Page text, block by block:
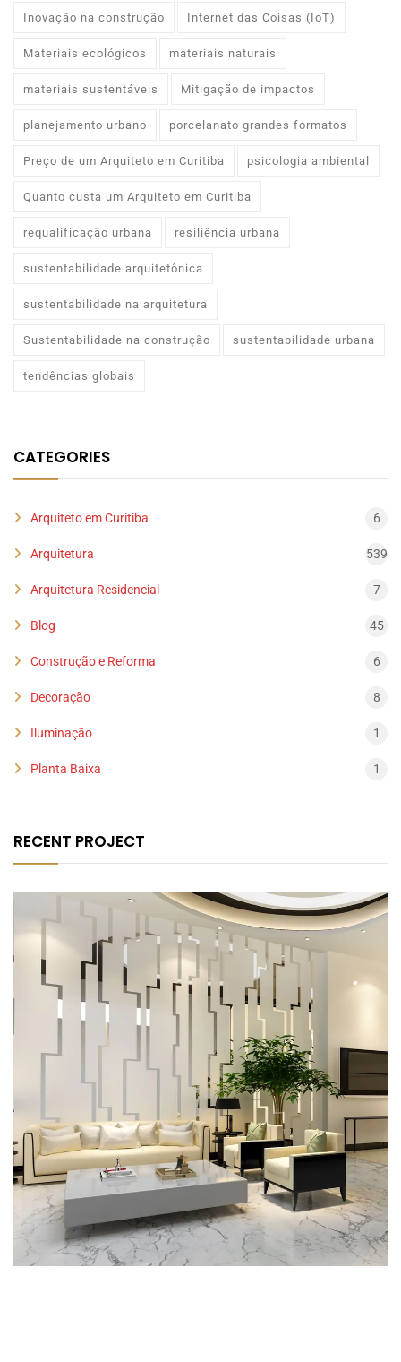
Inovação na construção Internet das Coisas (IoT)
Materiais ecológicos materiais naturais
materiais sustentáveis Mitigação de impactos
planejamento urbano porcelanato grandes formatos
Preço de um Arquiteto em Curitiba psicologia ambiental
Quanto custa um Arquiteto em Curitiba
requalificação urbana resiliência urbana
sustentabilidade arquitetônica
sustentabilidade na arquitetura
Sustentabilidade na construção sustentabilidade urbana
tendências globais
CATEGORIES
Arquiteto em Curitiba 6
Arquitetura 539
Arquitetura Residencial 7
Blog 45
Construção e Reforma 6
Decoração 8
Iluminação 1
Planta Baixa 1
RECENT PROJECT